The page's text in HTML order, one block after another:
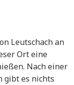
Leutschach an
Ort eine
Nach einer
gibt es nichts